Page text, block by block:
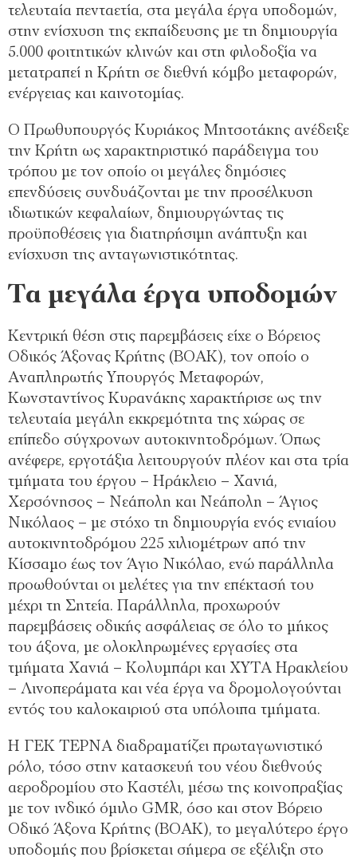
τελευταία πενταετία, στα μεγάλα έργα υποδομών,
στην ενίσχυση της εκπαίδευσης με τη δημιουργία
5.000 φοιτητικών κλινών και στη φιλοδοξία να
μετατραπεί η Κρήτη σε διεθνή κόμβο μεταφορών,
ενέργειας και καινοτομίας.
Ο Πρωθυπουργός Κυριάκος Μητσοτάκης ανέδειξε
την Κρήτη ως χαρακτηριστικό παράδειγμα του
τρόπου με τον οποίο οι μεγάλες δημόσιες
επενδύσεις συνδυάζονται με την προσέλκυση
ιδιωτικών κεφαλαίων, δημιουργώντας τις
προϋποθέσεις για διατηρήσιμη ανάπτυξη και
ενίσχυση της ανταγωνιστικότητας.
Τα μεγάλα έργα υποδομών
Κεντρική θέση στις παρεμβάσεις είχε ο Βόρειος
Οδικός Άξονας Κρήτης (ΒΟΑΚ), τον οποίο ο
Αναπληρωτής Υπουργός Μεταφορών,
Κωνσταντίνος Κυρανάκης χαρακτήρισε ως την
τελευταία μεγάλη εκκρεμότητα της χώρας σε
επίπεδο σύγχρονων αυτοκινητοδρόμων. Όπως
ανέφερε, εργοτάξια λειτουργούν πλέον και στα τρία
τμήματα του έργου – Ηράκλειο – Χανιά,
Χερσόνησος – Νεάπολη και Νεάπολη – Άγιος
Νικόλαος – με στόχο τη δημιουργία ενός ενιαίου
αυτοκινητοδρόμου 225 χιλιομέτρων από την
Κίσσαμο έως τον Άγιο Νικόλαο, ενώ παράλληλα
προωθούνται οι μελέτες για την επέκτασή του
μέχρι τη Σητεία. Παράλληλα, προχωρούν
παρεμβάσεις οδικής ασφάλειας σε όλο το μήκος
του άξονα, με ολοκληρωμένες εργασίες στα
τμήματα Χανιά – Κολυμπάρι και ΧΥΤΑ Ηρακλείου
– Λινοπεράματα και νέα έργα να δρομολογούνται
εντός του καλοκαιριού στα υπόλοιπα τμήματα.
Η ΓΕΚ ΤΕΡΝΑ διαδραματίζει πρωταγωνιστικό
ρόλο, τόσο στην κατασκευή του νέου διεθνούς
αεροδρομίου στο Καστέλι, μέσω της κοινοπραξίας
με τον ινδικό όμιλο GMR, όσο και στον Βόρειο
Οδικό Άξονα Κρήτης (ΒΟΑΚ), το μεγαλύτερο έργο
υποδομής που βρίσκεται σήμερα σε εξέλιξη στο